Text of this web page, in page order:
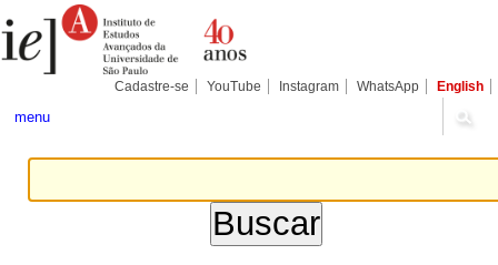
para
conteúdo.
Pessoais
Cadastre-se YouTube Instagram WhatsApp English
menu